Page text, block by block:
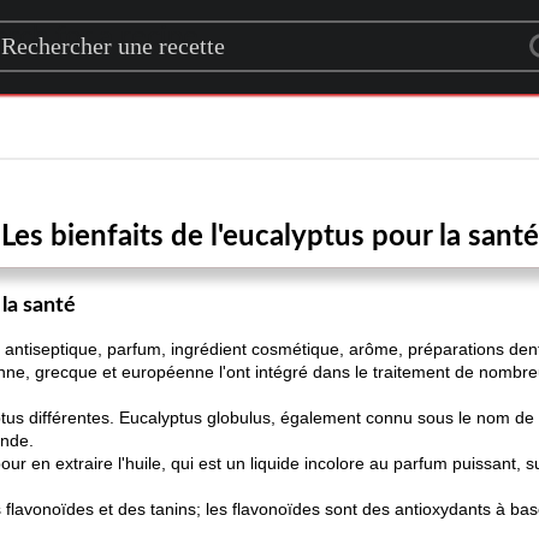
for a recipe
Les bienfaits de l'eucalyptus pour la santé
santé
parfum, ingrédient cosmétique, arôme, préparations
grecque et européenne l'ont intégré dans le traitement de
différentes. Eucalyptus globulus, également connu sous le nom
en extraire l'huile, qui est un liquide incolore au parfum puissant,
et des tanins; les flavonoïdes sont des antioxydants à